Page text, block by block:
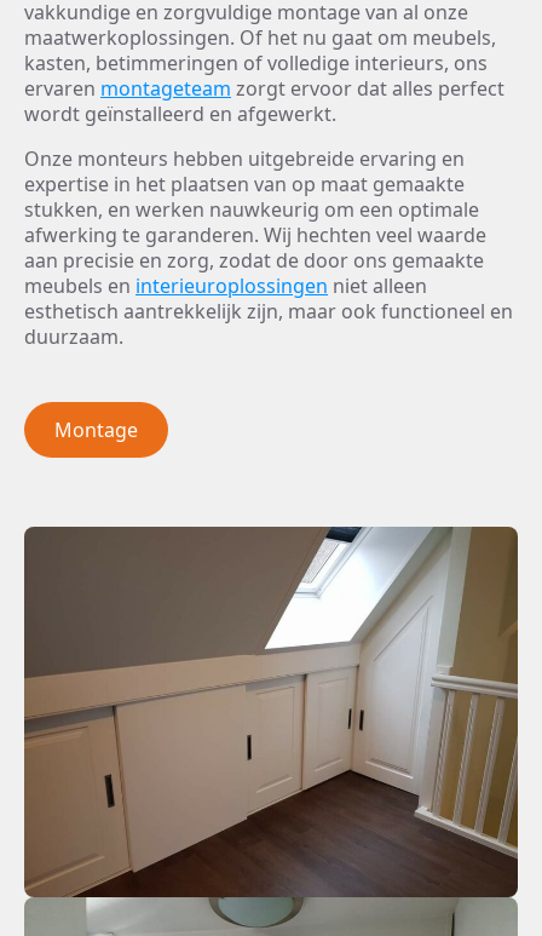
vakkundige en zorgvuldige montage van al onze
maatwerkoplossingen. Of het nu gaat om meubels,
kasten, betimmeringen of volledige interieurs, ons
ervaren montageteam zorgt ervoor dat alles perfect
wordt geïnstalleerd en afgewerkt.
Onze monteurs hebben uitgebreide ervaring en
expertise in het plaatsen van op maat gemaakte
stukken, en werken nauwkeurig om een optimale
afwerking te garanderen. Wij hechten veel waarde
aan precisie en zorg, zodat de door ons gemaakte
meubels en interieuroplossingen niet alleen
esthetisch aantrekkelijk zijn, maar ook functioneel en
duurzaam.
Montage